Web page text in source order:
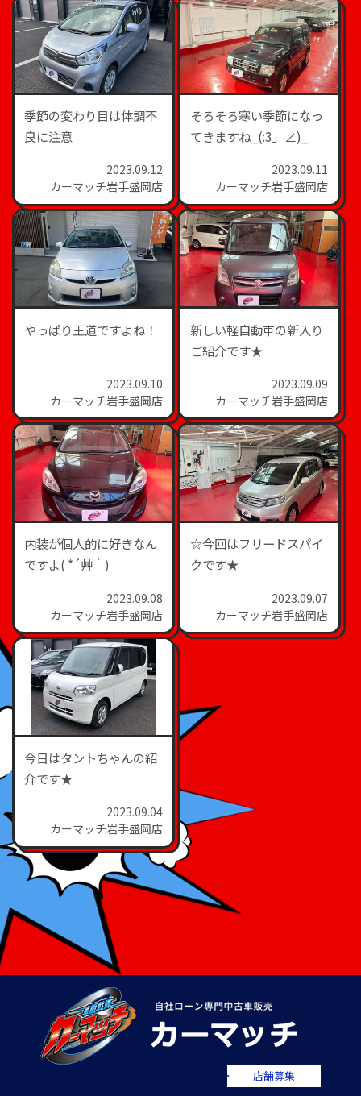
季節の変わり目は体調不
良に注意
2023.09.12
カーマッチ岩手盛岡店
そろそろ寒い季節になっ
てきますね_(:3」∠)_
2023.09.11
カーマッチ岩手盛岡店
やっぱり王道ですよね！
2023.09.10
カーマッチ岩手盛岡店
新しい軽自動車の新入り
ご紹介です★
2023.09.09
カーマッチ岩手盛岡店
内装が個人的に好きなん
ですよ( *´艸｀)
2023.09.08
カーマッチ岩手盛岡店
☆今回はフリードスパイ
クです★
2023.09.07
カーマッチ岩手盛岡店
今日はタントちゃんの紹
介です★
2023.09.04
カーマッチ岩手盛岡店
店舗募集